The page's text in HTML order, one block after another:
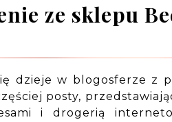
ze sklepu
dzieje w blogosferze z
posty,
i drogerią